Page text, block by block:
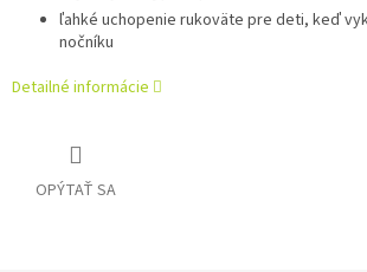
ľahké uchopenie rukoväte pre deti, keď
nočníku
Detailné informácie
OPÝTAŤ SA